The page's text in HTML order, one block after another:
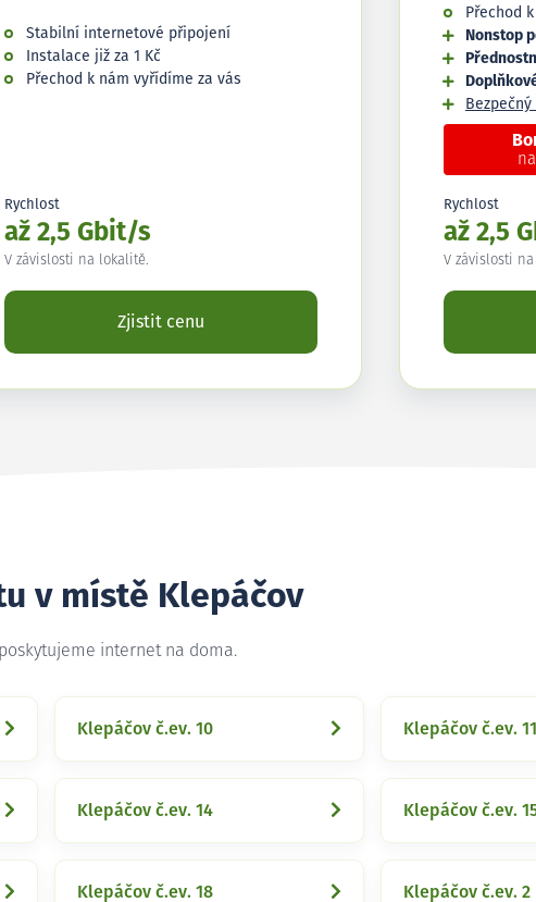
Stabilní internetové připojení
Instalace již za 1 Kč
Přechod k nám vyřídíme za vás
Rychlost
až 2,5 Gbit/s
V závislosti na lokalitě.
Zjistit cenu
Přechod
Nonstop
Rychlost
až 2,5
V závislosti
v místě Klepáčov
internet na doma.
Klepáčov č.ev. 10 Klepáčov č.ev. 11
Klepáčov č.ev. 14 Klepáčov č.ev.
Klepáčov č.ev. 18 Klepáčov č.ev. 2